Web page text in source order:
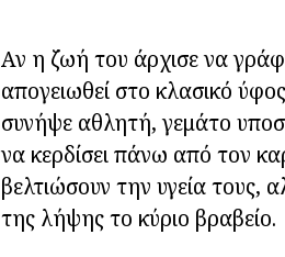
Αν η ζωή του άρχισε να
απογειωθεί στο κλασικό
συνήψε αθλητή, γεμάτο
να κερδίσει πάνω από τον
βελτιώσουν την υγεία
της λήψης το κύριο βραβείο.